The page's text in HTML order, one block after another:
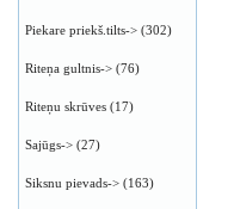
Piekare priekš.tilts-> (302)
Riteņa gultnis-> (76)
Riteņu skrūves (17)
Sajūgs-> (27)
Siksnu pievads-> (163)